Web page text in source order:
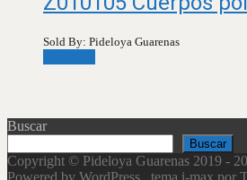
Sold By: Pideloya Guarenas
Buscar
Buscar
Copyright © Pideloya Guarenas 2019 -
Powered by WordPress , tema i-max por